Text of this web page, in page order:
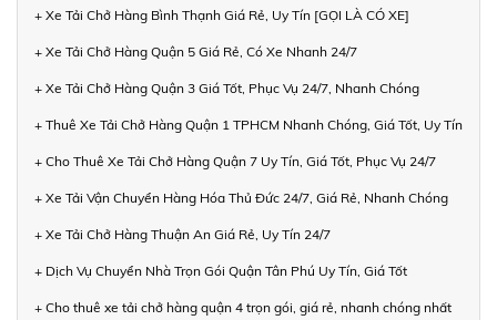
+ Xe Tải Chở Hàng Bình Thạnh Giá Rẻ, Uy Tín [GỌI LÀ CÓ XE]
+ Xe Tải Chở Hàng Quận 5 Giá Rẻ, Có Xe Nhanh 24/7
+ Xe Tải Chở Hàng Quận 3 Giá Tốt, Phục Vụ 24/7, Nhanh Chóng
+ Thuê Xe Tải Chở Hàng Quận 1 TPHCM Nhanh Chóng, Giá Tốt, Uy Tín
+ Cho Thuê Xe Tải Chở Hàng Quận 7 Uy Tín, Giá Tốt, Phục Vụ 24/7
+ Xe Tải Vận Chuyển Hàng Hóa Thủ Đức 24/7, Giá Rẻ, Nhanh Chóng
+ Xe Tải Chở Hàng Thuận An Giá Rẻ, Uy Tín 24/7
+ Dịch Vụ Chuyển Nhà Trọn Gói Quận Tân Phú Uy Tín, Giá Tốt
+ Cho thuê xe tải chở hàng quận 4 trọn gói, giá rẻ, nhanh chóng nhất